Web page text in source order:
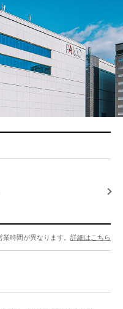
時間が異なります。 詳細はこちら